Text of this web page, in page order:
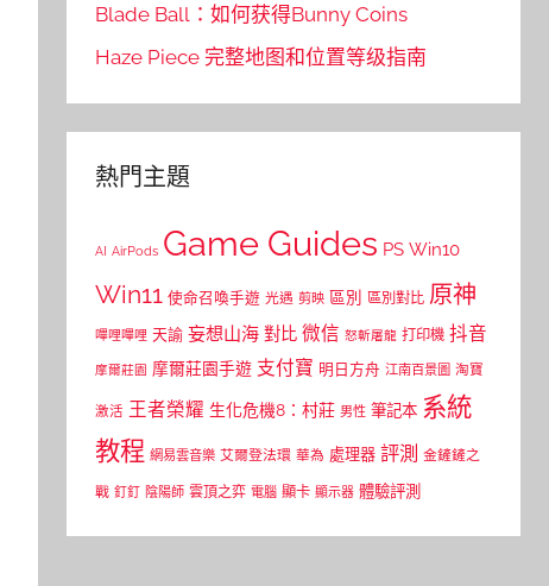
Blade Ball：如何获得Bunny Coins
Haze Piece 完整地图和位置等级指南
熱門主題
AI AirPods Game Guides PS Win10
Win11 使命召喚手遊 光遇 剪映 區別 區別對比 原神
嗶哩嗶哩 天諭 妄想山海 對比 微信 怒斬屠龍 打印機 抖音
摩爾莊園 摩爾莊園手遊 支付寶 明日方舟 江南百景圖 淘寶
激活 王者榮耀 生化危機8：村莊 男性 筆記本 系統
教程 網易雲音樂 艾爾登法環 華為 處理器 評測 金鏟鏟之
戰 釘釘 陰陽師 雲頂之弈 電腦 顯卡 顯示器 體驗評測